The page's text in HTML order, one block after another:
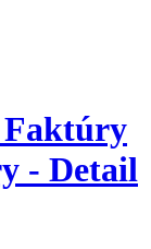
Faktúry
- Detail